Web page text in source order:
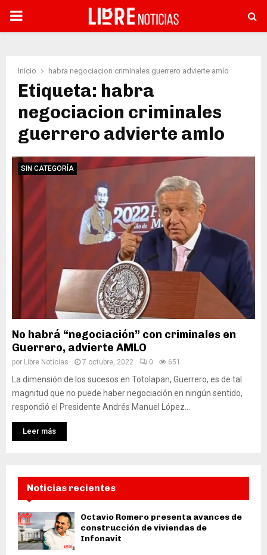
PRIMARY
Inicio habra negociacion criminales guerrero advierte amlo
Etiqueta: habra
negociacion criminales
guerrero advierte amlo
SIN CATEGORÍA
No habrá “negociación” con criminales en
Guerrero, advierte AMLO
por Libre Noticias 7 octubre, 2022 0 651
La dimensión de los sucesos en Totolapan, Guerrero, es de tal
magnitud que no puede haber negociación en ningún sentido,
respondió el Presidente Andrés Manuel López...
Leer más
Noticias recientes
Octavio Romero presenta avances de
construcción de viviendas de
Infonavit